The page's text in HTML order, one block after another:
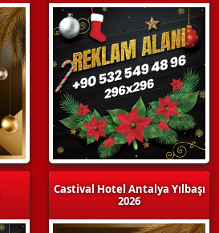
Castival Hotel Antalya Yılbaşı
2026